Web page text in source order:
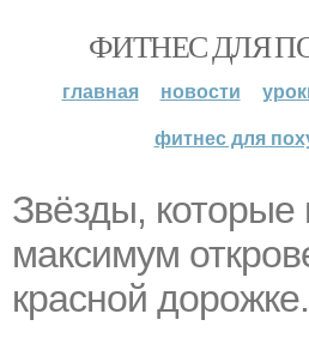
ФИТНЕС ДЛЯ
главная новости
фитнес для
Звёзды,
максимум
красной дорожке.